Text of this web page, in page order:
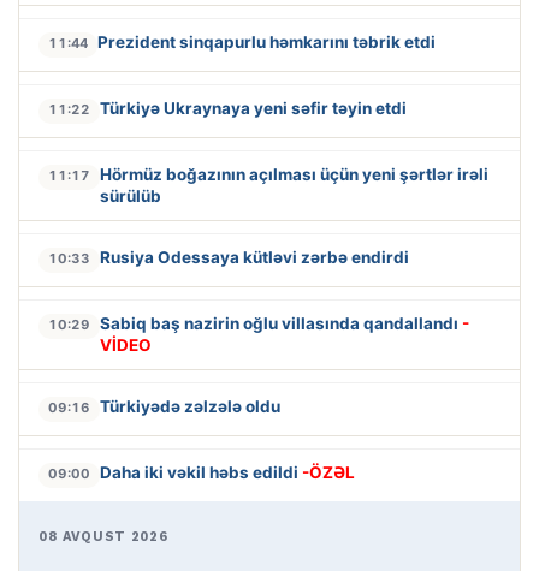
11:44 Prezident sinqapurlu həmkarını təbrik etdi
11:22 Türkiyə Ukraynaya yeni səfir təyin etdi
11:17
Hörmüz boğazının açılması üçün yeni şərtlər irəli
sürülüb
10:33 Rusiya Odessaya kütləvi zərbə endirdi
10:29 Sabiq baş nazirin oğlu villasında qandallandı -
VİDEO
09:16 Türkiyədə zəlzələ oldu
09:00 Daha iki vəkil həbs edildi -ÖZƏL
08 AVQUST 2026